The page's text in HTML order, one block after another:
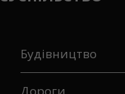
Будівництво
Дороги